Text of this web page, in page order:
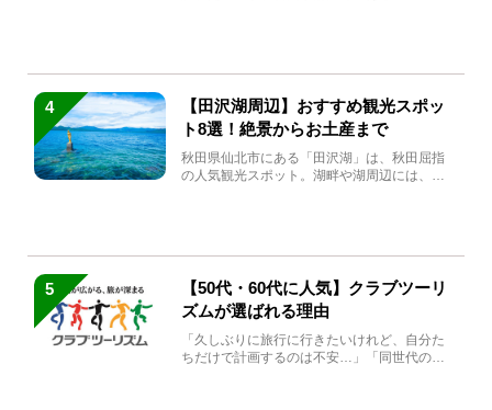
4
【田沢湖周辺】おすすめ観光スポッ
ト8選！絶景からお土産まで
秋田県仙北市にある「田沢湖」は、秋田屈指
の人気観光スポット。湖畔や湖周辺には、田
5
【50代・60代に人気】クラブツーリ
ズムが選ばれる理由
「久しぶりに旅行に行きたいけれど、自分た
ちだけで計画するのは不安…」「同世代の方